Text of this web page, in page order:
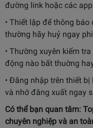
đường link hoặc các
• Thiết lập để thông
thường hãy huỷ ngay
• Thường xuyên kiểm
động nào bất thuờng
• Đăng nhập trên thiết
và nhớ đăng xuất ngay
Có thể bạn quan tâm:
chuyên nghiệp và an